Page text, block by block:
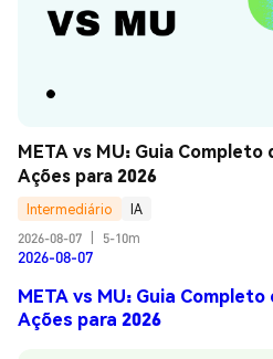
META vs MU: Guia
Ações para 2026
Intermediário
IA
2026-08-07
5-10m
2026-08-07
META vs MU: Guia
Ações para 2026